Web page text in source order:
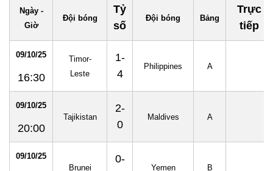
Ngày -
Giờ
Đội bóng
Tỷ
số
Đội bóng Bảng
Trực
tiếp
09/10/25
16:30
Timor-
Leste
1-
4
Philippines A
09/10/25
20:00
Tajikistan
2-
0
Maldives A
09/10/25
Brunei
0-
Yemen B